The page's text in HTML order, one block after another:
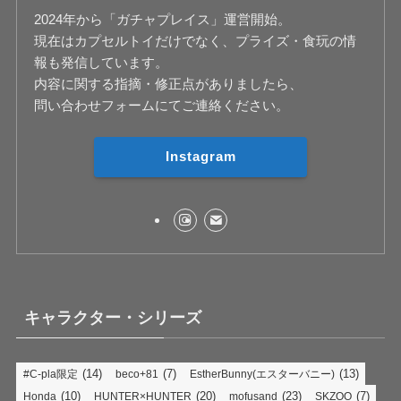
2024年から「ガチャプレイス」運営開始。
現在はカプセルトイだけでなく、プライズ・食玩の情
報も発信しています。
内容に関する指摘・修正点がありましたら、
問い合わせフォームにてご連絡ください。
Instagram
キャラクター・シリーズ
#C-pla限定 (14) beco+81 (7) EstherBunny(エスターバニー) (13)
Honda (10) HUNTER×HUNTER (20) mofusand (23) SKZOO (7)